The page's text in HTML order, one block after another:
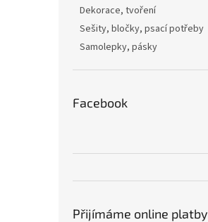
Dekorace, tvoření
Sešity, bločky, psací potřeby
Samolepky, pásky
Facebook
Přijímáme online platby